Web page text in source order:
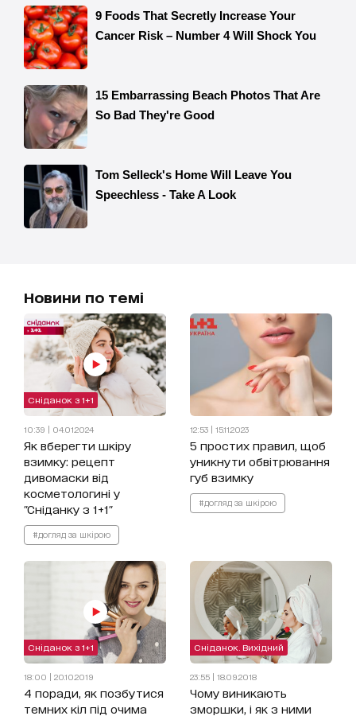
Новини по темі
Сніданок з 1+1
10:39 | 04.01.2024
Як вберегти шкіру
взимку: рецепт
дивомаски від
косметологині у
"Сніданку з 1+1"
#догляд за шкірою
12:53 | 15.11.2023
5 простих правил, щоб
уникнути обвітрювання
губ взимку
#догляд за шкірою
Сніданок з 1+1
18:00 | 20.10.2019
4 поради, як позбутися
темних кіл під очима
Сніданок. Вихідний
23:55 | 18.09.2018
Чому виникають
зморшки, і як з ними